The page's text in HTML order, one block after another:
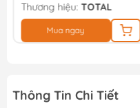
Thương hiệu: TOTAL
Mua ngay
Thông Tin Chi Tiết